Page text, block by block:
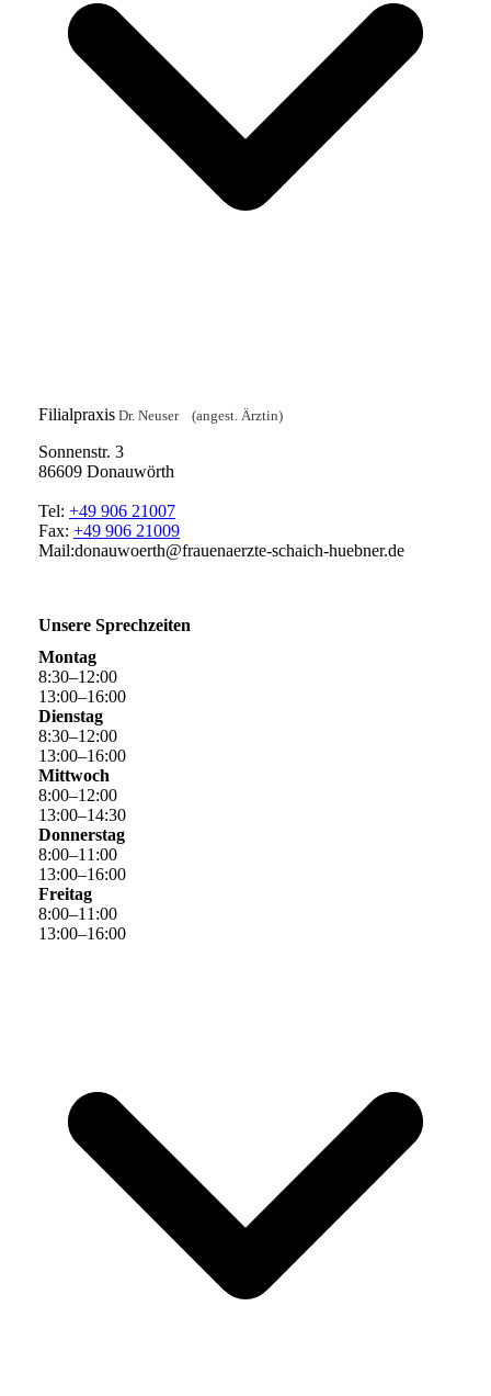
Filialpraxis Dr. Neuser (angest. Ärztin)
Sonnenstr. 3
86609 Donauwörth
Tel: +49 906 21007
Fax: +49 906 21009
Mail:donauwoerth@frauenaerzte-schaich-huebner.de
Unsere Sprechzeiten
Montag
8:30–12:00
13:00–16:00
Dienstag
8:30–12:00
13:00–16:00
Mittwoch
8:00–12:00
13:00–14:30
Donnerstag
8:00–11:00
13:00–16:00
Freitag
8:00–11:00
13:00–16:00